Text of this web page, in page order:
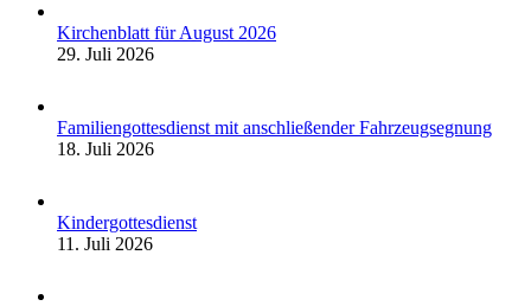
Kirchenblatt für August 2026
29. Juli 2026
Familiengottesdienst mit anschließender Fahrzeugsegnung
18. Juli 2026
Kindergottesdienst
11. Juli 2026